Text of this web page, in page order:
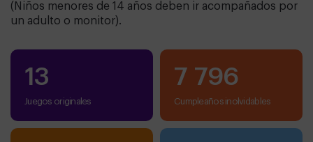
(Niños menores de 14 años deben ir acompañados por
un adulto o monitor).
13
Juegos originales
7 796
cumpleaños inolvidables